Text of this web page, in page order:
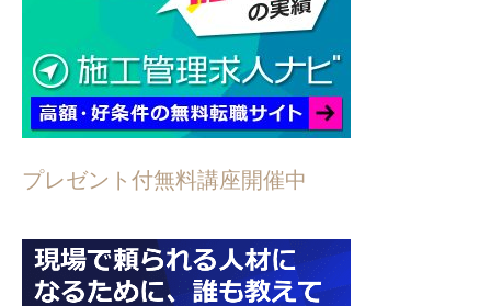
プレゼント付無料講座開催中